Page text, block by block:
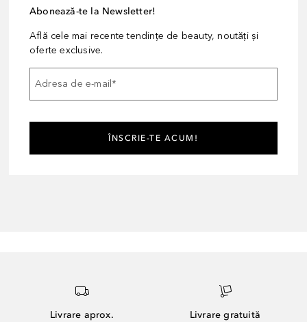
Abonează-te la Newsletter!
Află cele mai recente tendințe de beauty, noutăți și
oferte exclusive.
Adresa de e-mail*
ÎNSCRIE-TE ACUM!
Livrare aprox.
Livrare gratuită